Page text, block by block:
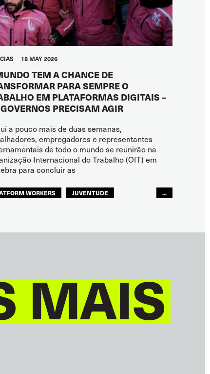
18 MAY 2026
TEM A CHANCE DE
PARA SEMPRE O
EM PLATAFORMAS DIGITAIS –
PRECISAM AGIR
a pouco mais de duas semanas,
empregadores e representantes
de todo o mundo se reunirão na
Internacional do Trabalho (OIT) em
para concluir as
WORKERS
JUVENTUDE
...
MAIS